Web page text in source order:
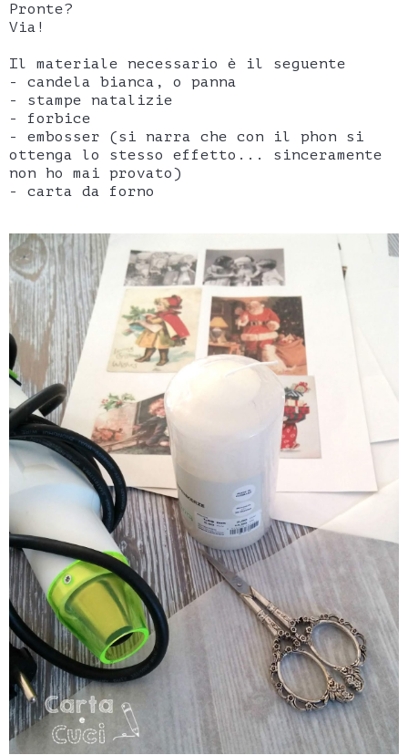
Pronte?
Via!
Il materiale necessario è il seguente
- candela bianca, o panna
- stampe natalizie
- forbice
- embosser (si narra che con il phon si
ottenga lo stesso effetto... sinceramente
non ho mai provato)
- carta da forno